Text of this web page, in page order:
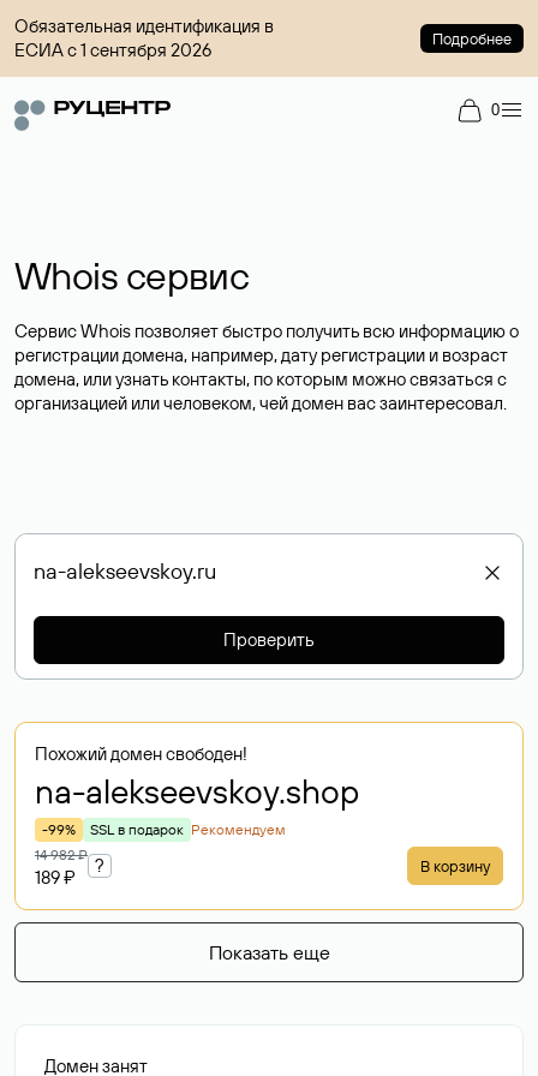
Обязательная идентификация в
ЕСИА с 1 сентября 2026
Подробнее
0
Whois сервис
Сервис Whois позволяет быстро получить всю информацию о
регистрации домена, например, дату регистрации и возраст
домена, или узнать контакты, по которым можно связаться с
организацией или человеком, чей домен вас заинтересовал.
Проверить
Похожий домен свободен!
na-alekseevskoy.shop
-99% SSL в подарок Рекомендуем
14 982 ₽
189 ₽
? В корзину
Показать еще
Домен занят